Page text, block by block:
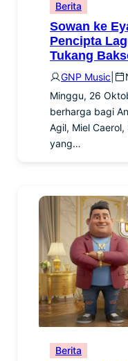
Berita
Sowan ke
Pencipta
Tukang
GNP Music
Minggu, 26
berharga bagi
Agil, Miel
yang…
Berita